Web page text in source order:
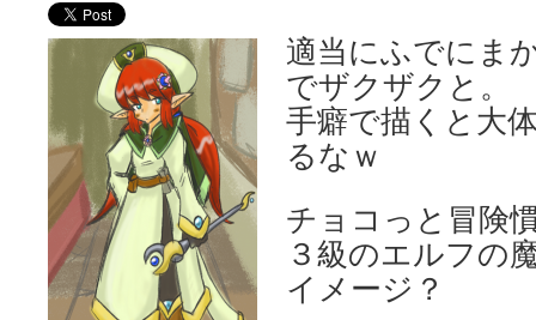
ス
ッ
適当にふでにま
でザクザクと。
手癖で描くと大
るなｗ
チョコっと冒険
３級のエルフの
イメージ？